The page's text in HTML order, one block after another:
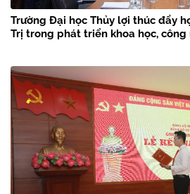
Trường Đại học Thủy lợi thúc đẩy
Trị trong phát triển khoa học, công